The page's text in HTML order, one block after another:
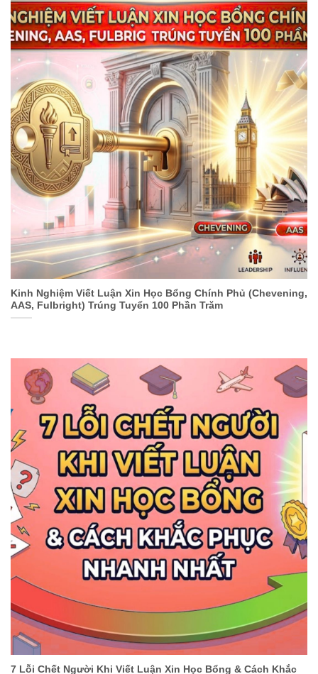
Kinh Nghiệm Viết Luận Xin Học Bổng Chính Phủ (Chevening,
AAS, Fulbright) Trúng Tuyển 100 Phần Trăm
7 Lỗi Chết Người Khi Viết Luận Xin Học Bổng & Cách Khắc